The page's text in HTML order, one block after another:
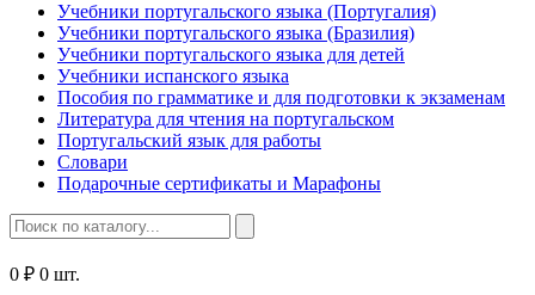
Учебники португальского языка (Португалия)
Учебники португальского языка (Бразилия)
Учебники португальского языка для детей
Учебники испанского языка
Пособия по грамматике и для подготовки к экзаменам
Литература для чтения на португальском
Португальский язык для работы
Словари
Подарочные сертификаты и Марафоны
0 ₽ 0 шт.